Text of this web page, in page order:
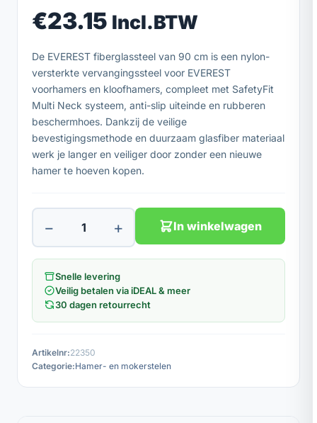
€23.15 Incl.BTW
De EVEREST fiberglassteel van 90 cm is een nylon-
versterkte vervangingssteel voor EVEREST
voorhamers en kloofhamers, compleet met SafetyFit
Multi Neck systeem, anti-slip uiteinde en rubberen
beschermhoes. Dankzij de veilige
bevestigingsmethode en duurzaam glasfiber materiaal
werk je langer en veiliger door zonder een nieuwe
hamer te hoeven kopen.
− + In winkelwagen
Snelle levering
Veilig betalen via iDEAL & meer
30 dagen retourrecht
Artikelnr:22350
Categorie:Hamer- en mokerstelen